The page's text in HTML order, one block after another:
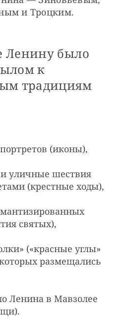
и Троцким.
Ленину было
к
традициям
(иконы),
уличные шествия
(крестные ходы),
святых),
(«красные углы»
размещались
Ленина в Мавзолее